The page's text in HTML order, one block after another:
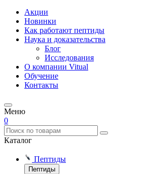
Акции
Новинки
Как работают пептиды
Наука и доказательства
Блог
Исследования
О компании Vitual
Обучение
Контакты
Меню
0
Каталог
Пептиды
Пептиды